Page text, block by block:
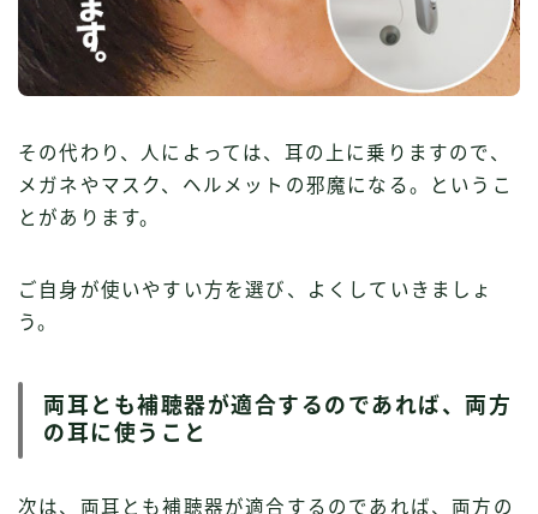
その代わり、人によっては、耳の上に乗りますので、
メガネやマスク、ヘルメットの邪魔になる。というこ
とがあります。
ご自身が使いやすい方を選び、よくしていきましょ
う。
両耳とも補聴器が適合するのであれば、両方
の耳に使うこと
次は、両耳とも補聴器が適合するのであれば、両方の